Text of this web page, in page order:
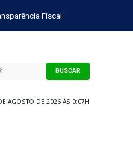
Fiscal
BUSCAR
AGOSTO DE 2026 ÀS 0:07H